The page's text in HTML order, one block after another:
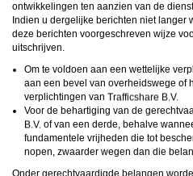
ontwikkelingen ten aanzien van de
Indien u dergelijke berichten niet langer
deze berichten voorgeschreven wijze
uitschrijven.
Om te voldoen aan een wettelijke
aan een bevel van overheidswege of
verplichtingen van
Voor de behartiging van de
of van een derde, behalve
fundamentele vrijheden die tot
nopen, zwaarder wegen dan die
Onder gerechtvaardigde belangen